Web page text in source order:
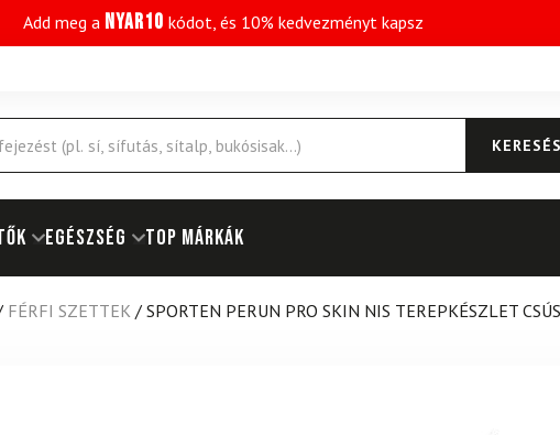
Add meg a NYAR10 kódot, és 10% kedvezményt kapsz
KERESÉS
EGÉSZSÉG Top márkák
FÉRFI SZETTEK / SPORTEN PERUN PRO SKIN NIS TEREPKÉSZLET